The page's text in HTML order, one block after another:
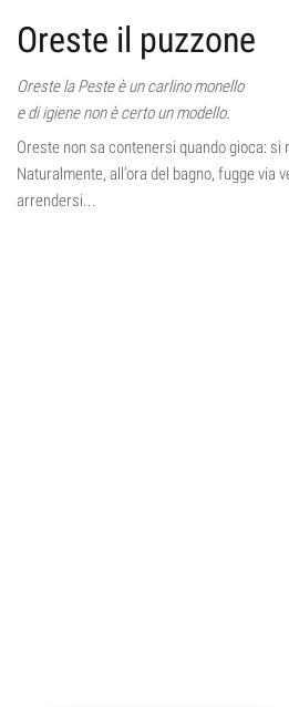
Oreste il puzzone
Oreste la Peste è un carlino monello
e di igiene non è certo un modello.
Oreste non sa contenersi quando gioca: si
Naturalmente, all’ora del bagno, fugge
arrendersi...